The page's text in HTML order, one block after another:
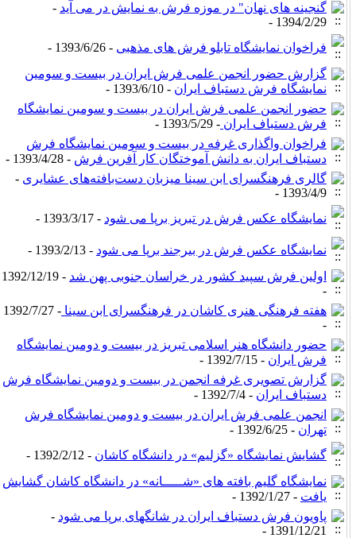
گنجینه های نهان" در موزه فرش به نمایش در می آید -
1394/2/29 -
فراخوان نمایشگاه تابلو فرش های مذهبی- 1393/6/26 -
گزارش حضور انجمن علمی فرش ایران در بیست و سومین
نمایشگاه فرش دستباف ایران - 1393/6/10 -
حضور انجمن علمی فرش ایران در بیست و سومین نمایشگاه
فرش دستباف ایران- 1393/5/29 -
فراخوان واگذاری غرفه در بیست و سومین نمایشگاه فرش
دستباف ایران به دانش آموختگان کار آفرین فرش- 1393/4/28 -
گالری فرهنگسرای ابن سینا میزبان دست‌بافته‌های عشایری -
1393/4/9 -
نمایشگاه عکس فرش در تبریز برپا می شود- 1393/3/17 -
نمایشگاه عکس فرش در بیرجند برپا می شود- 1393/2/13 -
اولین فرش سپید کشور در خراسان جنوبی پهن شد
- 1392/12/19
-
هفته فرهنگی هنری کاشان در فرهنگسرای ابن سینا
- 1392/7/27
-
حضور دانشگاه هنر اسلامی تبریز در بیست و دومین نمایشگاه
فرش ایران - 1392/7/15 -
گزارش تصویری غرفه انجمن در بیست و دومین نمایشگاه فرش
دستباف ایران - 1392/7/4 -
انجمن علمی فرش ایران در بیست و دومین نمایشگاه فرش
تهران - 1392/6/25 -
گشایش نمایشگاه «گزلیم» در دانشگاه کاشان- 1392/2/12 -
نمایشگاه گلیم بافته های «شـــــانه» در دانشگاه کاشان گشایش
یافت- 1392/1/27 -
پاویون فرش دستباف ایران در شانگهای برپا می شود-
1391/12/21 -